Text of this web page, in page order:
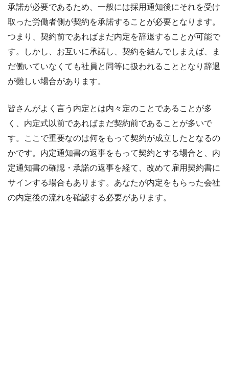
承諾が必要であるため、一般には採用通知後にそれを受け
取った労働者側が契約を承諾することが必要となります。
つまり、契約前であればまだ内定を辞退することが可能で
す。しかし、お互いに承諾し、契約を結んでしまえば、ま
だ働いていなくても社員と同等に扱われることとなり辞退
が難しい場合があります。
皆さんがよく言う内定とは内々定のことであることが多
く、内定式以前であればまだ契約前であることが多いで
す。ここで重要なのは何をもって契約が成立したとなるの
かです。内定通知書の返事をもって契約とする場合と、内
定通知書の確認・承諾の返事を経て、改めて雇用契約書に
サインする場合もあります。あなたが内定をもらった会社
の内定後の流れを確認する必要があります。